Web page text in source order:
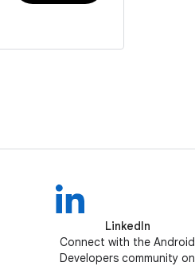
LinkedIn
Connect with the Android
Developers community on